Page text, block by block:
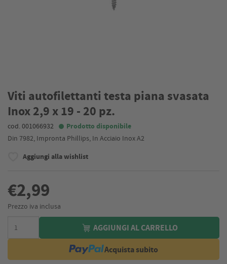
Viti autofilettanti testa piana svasata
Inox 2,9 x 19 - 20 pz.
cod. 001066932 Prodotto disponibile
Din 7982, Impronta Phillips, In Acciaio Inox A2
Aggiungi alla wishlist
€2,99
Prezzo iva inclusa
AGGIUNGI AL CARRELLO
Acquista subito